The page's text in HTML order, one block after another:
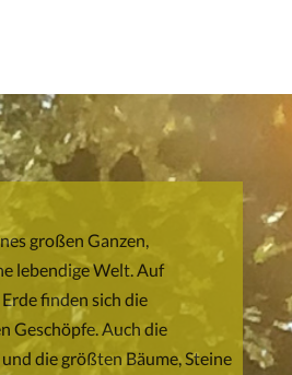
großen Ganzen,
lebendige Welt. Auf
finden sich die
Geschöpfe. Auch die
die größten Bäume, Steine